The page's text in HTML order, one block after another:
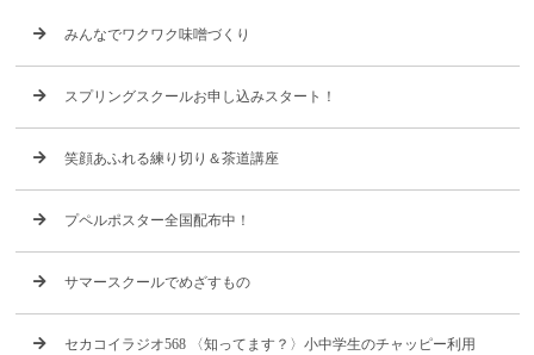
みんなでワクワク味噌づくり
スプリングスクールお申し込みスタート！
笑顔あふれる練り切り＆茶道講座
プペルポスター全国配布中！
サマースクールでめざすもの
セカコイラジオ568 〈知ってます？〉小中学生のチャッピー利用